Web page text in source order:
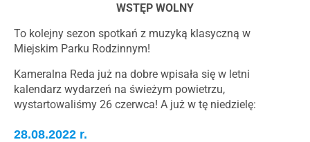
WSTĘP WOLNY
To kolejny sezon spotkań z muzyką klasyczną w
Miejskim Parku Rodzinnym!
Kameralna Reda już na dobre wpisała się w letni
kalendarz wydarzeń na świeżym powietrzu,
wystartowaliśmy 26 czerwca! A już w tę niedzielę:
28.08.2022 r.